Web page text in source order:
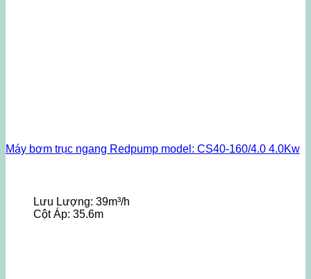
Máy bơm trục ngang Redpump model: CS40-160/4.0 4.0Kw
Lưu Lượng: 39m³/h
Cột Áp: 35.6m